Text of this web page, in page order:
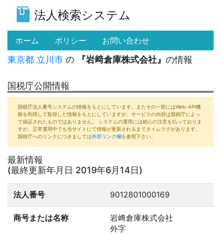
法人検索システム
ホーム (current)
ポリシー お問い合わせ
東京都 立川市 の 『岩﨑倉庫株式会社』 の情報
国税庁公開情報
国税庁法人番号システムの情報をもとにしています。またその一部にはWeb-API機
能を利用して取得した情報をもとにしていますが、サービスの内容は国税庁によっ
て保証されたものではありません。 システムの運用には細心の注意を払っておりま
すが、正常運用中でも当サイトにて情報が更新されるまでタイムラグがあります。
国税庁へのリンクにつきましては外部リンク欄を参照下さい。
最新情報
(最終更新年月日 2019年6月14日)
法人番号 9012801000169
商号または名称
岩﨑倉庫株式会社
外字